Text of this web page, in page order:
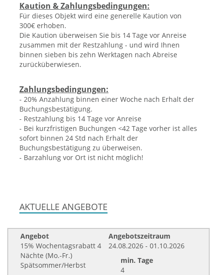
Kaution & Zahlungsbedingungen:
Für dieses Objekt wird eine generelle Kaution von
300€ erhoben.
Die Kaution überweisen Sie bis 14 Tage vor Anreise
zusammen mit der Restzahlung - und wird Ihnen
binnen sieben bis zehn Werktagen nach Abreise
zurücküberwiesen.
Zahlungsbedingungen:
- 20% Anzahlung binnen einer Woche nach Erhalt der
Buchungsbestätigung.
- Restzahlung bis 14 Tage vor Anreise
- Bei kurzfristigen Buchungen <42 Tage vorher ist alles
sofort binnen 24 Std nach Erhalt der
Buchungsbestätigung zu überweisen.
- Barzahlung vor Ort ist nicht möglich!
AKTUELLE ANGEBOTE
Angebot
15% Wochentagsrabatt 4
Nächte (Mo.-Fr.)
Spätsommer/Herbst
Angebotszeitraum
24.08.2026 - 01.10.2026
min. Tage
4